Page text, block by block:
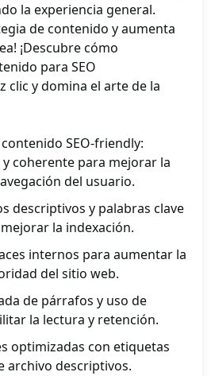
la experiencia general.
de contenido y aumenta
¡Descubre cómo
para SEO
clic y domina el arte de la
SEO-friendly:
coherente para mejorar la
del usuario.
descriptivos y palabras clave
la indexación.
internos para aumentar la
del sitio web.
de párrafos y uso de
la lectura y retención.
optimizadas con etiquetas
archivo descriptivos.